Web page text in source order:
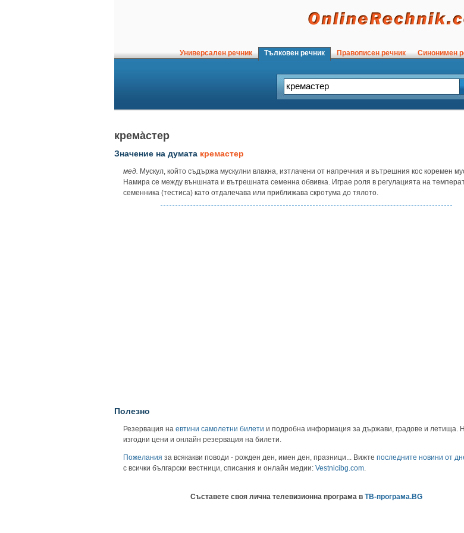
Универсален речник Тълковен речник Правописен речник Синонимен
крема̀стер
Значение на думата кремастер
мед. Мускул, който съдържа мускулни влакна, изтлачени от напречния и вътрешния кос коремен
Намира се между външната и вътрешната семенна обвивка. Играе роля в регулацията на
семенника (тестиса) като отдалечава или приближава скротума до тялото.
Полезно
Резервация на евтини самолетни билети и подробна информация за държави, градове и летища.
изгодни цени и онлайн резервация на билети.
Пожелания за всякакви поводи - рожден ден, имен ден, празници... Вижте последните новини от
с всички български вестници, списания и онлайн медии: Vestnicibg.com
Съставете своя лична телевизионна програма в ТВ-програма.BG